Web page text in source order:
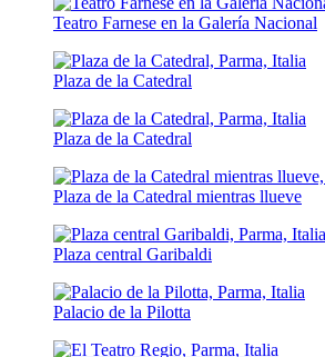
Teatro Farnese en la Galería Nacional
Plaza de la Catedral
Plaza de la Catedral
Plaza de la Catedral mientras llueve
Plaza central Garibaldi
Palacio de la Pilotta